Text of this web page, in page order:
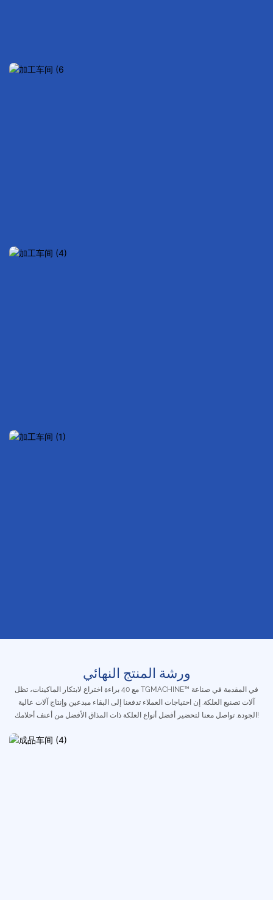
ورشة المنتج النهائي
مع 40 براءة اختراع لابتكار الماكينات، تظل TGMACHINE™ في المقدمة في صناعة
آلات تصنيع العلكة. إن احتياجات العملاء تدفعنا إلى البقاء مبدعين وإنتاج آلات عالية
الجودة. تواصل معنا لتحضير أفضل أنواع العلكة ذات المذاق الأفضل من أعنف أحلامك!